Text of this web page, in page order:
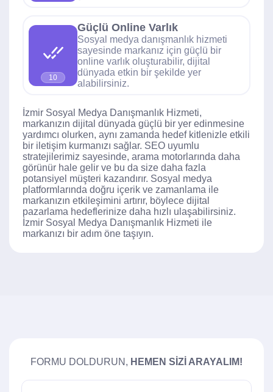
10
Güçlü Online Varlık
Sosyal medya danışmanlık hizmeti
sayesinde markanız için güçlü bir
online varlık oluşturabilir, dijital
dünyada etkin bir şekilde yer
alabilirsiniz.
İzmir Sosyal Medya Danışmanlık Hizmeti,
markanızın dijital dünyada güçlü bir yer edinmesine
yardımcı olurken, aynı zamanda hedef kitlenizle etkili
bir iletişim kurmanızı sağlar. SEO uyumlu
stratejilerimiz sayesinde, arama motorlarında daha
görünür hale gelir ve bu da size daha fazla
potansiyel müşteri kazandırır. Sosyal medya
platformlarında doğru içerik ve zamanlama ile
markanızın etkileşimini artırır, böylece dijital
pazarlama hedeflerinize daha hızlı ulaşabilirsiniz.
İzmir Sosyal Medya Danışmanlık Hizmeti ile
markanızı bir adım öne taşıyın.
FORMU DOLDURUN, HEMEN SIZI ARAYALIM!